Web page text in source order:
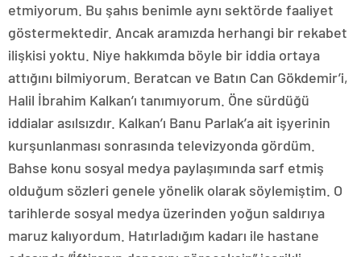
etmiyorum. Bu şahıs benimle aynı sektörde faaliyet
göstermektedir. Ancak aramızda herhangi bir rekabet
ilişkisi yoktu. Niye hakkımda böyle bir iddia ortaya
attığını bilmiyorum. Beratcan ve Batın Can Gökdemir’i,
Halil İbrahim Kalkan’ı tanımıyorum. Öne sürdüğü
iddialar asılsızdır. Kalkan’ı Banu Parlak’a ait işyerinin
kurşunlanması sonrasında televizyonda gördüm.
Bahse konu sosyal medya paylaşımında sarf etmiş
olduğum sözleri genele yönelik olarak söylemiştim. O
tarihlerde sosyal medya üzerinden yoğun saldırıya
maruz kalıyordum. Hatırladığım kadarı ile hastane